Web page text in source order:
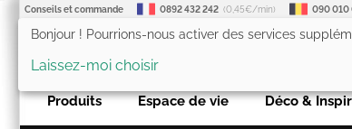
Conseils et commande 0892 432 242 (0,45€/min) 090 010
Produits Espace de vie Déco &
Bonjour ! Pourrions-nous activer des services
Laissez-moi choisir